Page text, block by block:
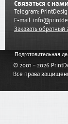
Связаться с нами
Telegram:
E-mail:
Заказать обратный
Подготовительная
© 2001 – 2026
Все права